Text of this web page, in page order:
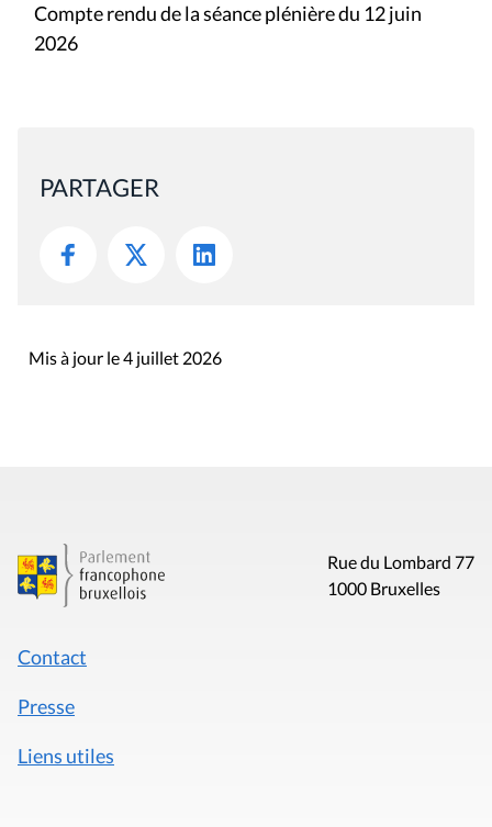
Compte rendu de la séance plénière du 12 juin
2026
PARTAGER
Mis à jour le 4 juillet 2026
Rue du Lombard 77
1000 Bruxelles
Contact
Presse
Liens utiles